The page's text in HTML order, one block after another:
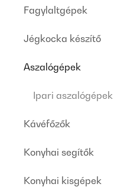
Fagylaltgépek
Jégkocka készítő
Aszalógépek
Ipari aszalógépek
Kávéfőzők
Konyhai segítők
Konyhai kisgépek